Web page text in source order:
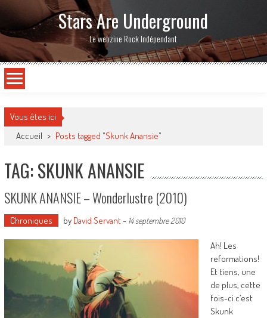
Stars Are Underground
Le webzine Rock Indépendant
Vous êtes ici
Accueil > Posts tagged "Skunk Anansie"
TAG: SKUNK ANANSIE
SKUNK ANANSIE – Wonderlustre (2010)
Chroniques by David Servant- 14 septembre 2010
Ah! Les
reformations!
Et tiens, une
de plus, cette
fois-ci c’est
Skunk